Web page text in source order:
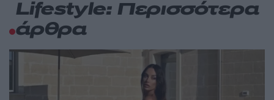
Lifestyle: Περισσότερα
άρθρα